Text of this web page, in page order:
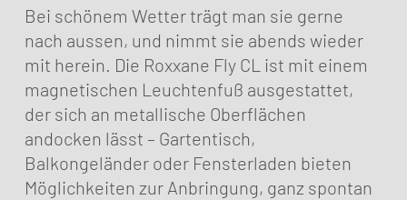
Bei schönem Wetter trägt man sie gerne
nach aussen, und nimmt sie abends wieder
mit herein. Die Roxxane Fly CL ist mit einem
magnetischen Leuchtenfuß ausgestattet,
der sich an metallische Oberflächen
andocken lässt – Gartentisch,
Balkongeländer oder Fensterladen bieten
Möglichkeiten zur Anbringung, ganz spontan